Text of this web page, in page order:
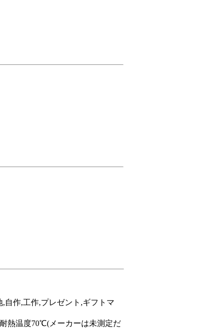
自作,工作,プレゼント,ギフトマ
熱温度70℃(メーカーは未測定だ